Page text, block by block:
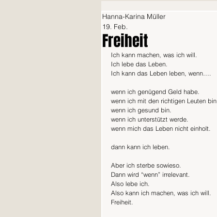
Freiheit
Hanna-Karina Müller
19. Feb.
Ich kann machen, was ich will.
Ich lebe das Leben.
Ich kann das Leben leben, wenn….
wenn ich genügend Geld habe.
wenn ich mit den richtigen Leuten
wenn ich gesund bin.
wenn ich unterstützt werde.
wenn mich das Leben nicht einholt.
dann kann ich leben.
Aber ich sterbe sowieso.
Dann wird “wenn” irrelevant.
Also lebe ich.
Also kann ich machen, was ich will.
Freiheit.